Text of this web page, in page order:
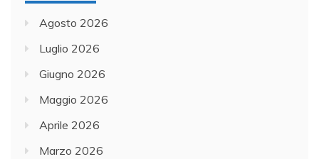
Agosto 2026
Luglio 2026
Giugno 2026
Maggio 2026
Aprile 2026
Marzo 2026